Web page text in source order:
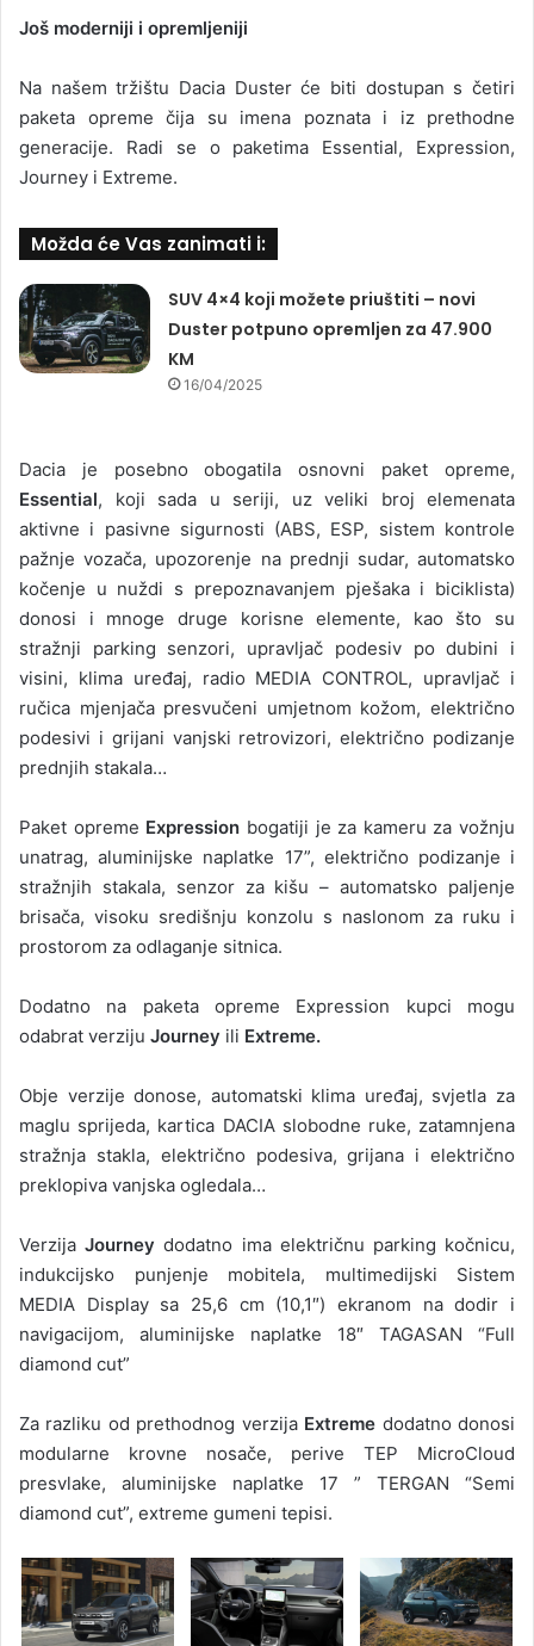
Još moderniji i opremljeniji
Na našem tržištu Dacia Duster će biti dostupan s četiri
paketa opreme čija su imena poznata i iz prethodne
generacije. Radi se o paketima Essential, Expression,
Journey i Extreme.
Možda će Vas zanimati i:
SUV 4×4 koji možete priuštiti – novi
Duster potpuno opremljen za 47.900
KM
16/04/2025
Dacia je posebno obogatila osnovni paket opreme,
Essential, koji sada u seriji, uz veliki broj elemenata
aktivne i pasivne sigurnosti (ABS, ESP, sistem kontrole
pažnje vozača, upozorenje na prednji sudar, automatsko
kočenje u nuždi s prepoznavanjem pješaka i biciklista)
donosi i mnoge druge korisne elemente, kao što su
stražnji parking senzori, upravljač podesiv po dubini i
visini, klima uređaj, radio MEDIA CONTROL, upravljač i
ručica mjenjača presvučeni umjetnom kožom, električno
podesivi i grijani vanjski retrovizori, električno podizanje
prednjih stakala…
Paket opreme Expression bogatiji je za kameru za vožnju
unatrag, aluminijske naplatke 17”, električno podizanje i
stražnjih stakala, senzor za kišu – automatsko paljenje
brisača, visoku središnju konzolu s naslonom za ruku i
prostorom za odlaganje sitnica.
Dodatno na paketa opreme Expression kupci mogu
odabrat verziju Journey ili Extreme.
Obje verzije donose, automatski klima uređaj, svjetla za
maglu sprijeda, kartica DACIA slobodne ruke, zatamnjena
stražnja stakla, električno podesiva, grijana i električno
preklopiva vanjska ogledala…
VerzijaJourney dodatno ima električnu parking kočnicu,
indukcijsko punjenje mobitela, multimedijski Sistem
MEDIA Display sa 25,6 cm (10,1″) ekranom na dodir i
navigacijom, aluminijske naplatke 18″ TAGASAN “Full
diamond cut”
Za razliku od prethodnog verzija Extreme dodatno donosi
modularne krovne nosače, perive TEP MicroCloud
presvlake, aluminijske naplatke 17 ” TERGAN “Semi
diamond cut”, extreme gumeni tepisi.